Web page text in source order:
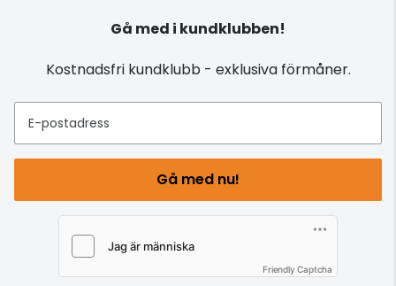
Gå med i kundklubben!
Kostnadsfri kundklubb - exklusiva förmåner.
E-postadress
Gå med nu!
Friendly Captcha